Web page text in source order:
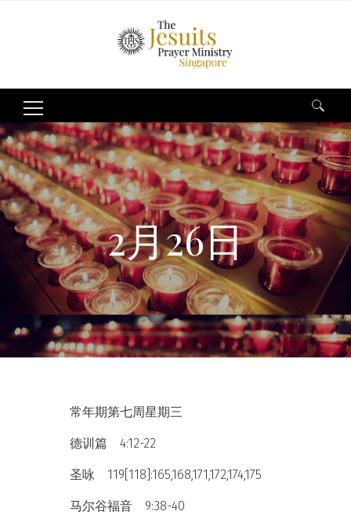
Search
for:
2月26日
常年期第七周星期三
德训篇 4:12-22
圣咏 119[118]:165,168,171,172,174,175
马尔谷福音 9:38-40